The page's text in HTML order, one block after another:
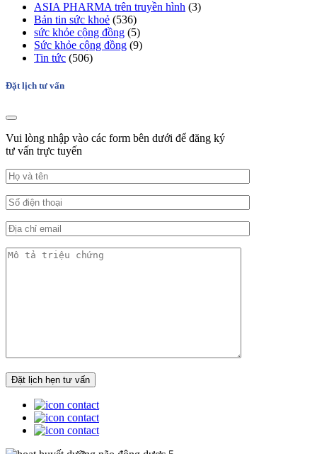
ASIA PHARMA trên truyền hình (3)
Bản tin sức khoẻ (536)
sức khỏe cộng đồng (5)
Sức khỏe cộng đồng (9)
Tin tức (506)
Đặt lịch tư vấn
Vui lòng nhập vào các form bên dưới để đăng ký
tư vấn trực tuyến